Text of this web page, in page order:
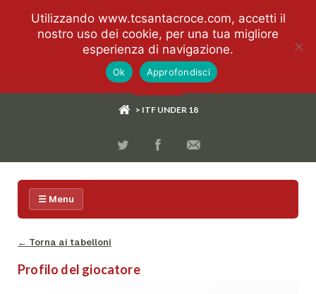
> ITF UNDER 18
☰ Menu
← Torna ai tabelloni
Profilo del giocatore
Utilizzando www.tcsantacroce.com, accetti il
nostro uso dei cookie, per una tua migliore
esperienza di navigazione.
Ok Approfondisci